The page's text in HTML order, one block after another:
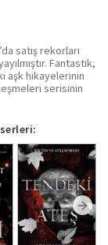
satış rekorları
Fantastik,
aşk hikayelerinin
serisinin